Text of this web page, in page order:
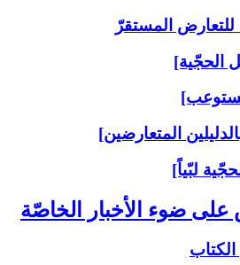
للتعارض المستقرّ
الحجّية]
المتعارضين]
لبّياً]